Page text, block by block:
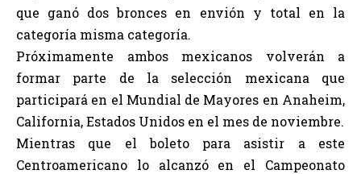
que ganó dos bronces en envión y total en la
categoría misma categoría.
Próximamente ambos mexicanos volverán a
formar parte de la selección mexicana que
participará en el Mundial de Mayores en Anaheim,
California, Estados Unidos en el mes de noviembre.
Mientras que el boleto para asistir a este
Centroamericano lo alcanzó en el Campeonato